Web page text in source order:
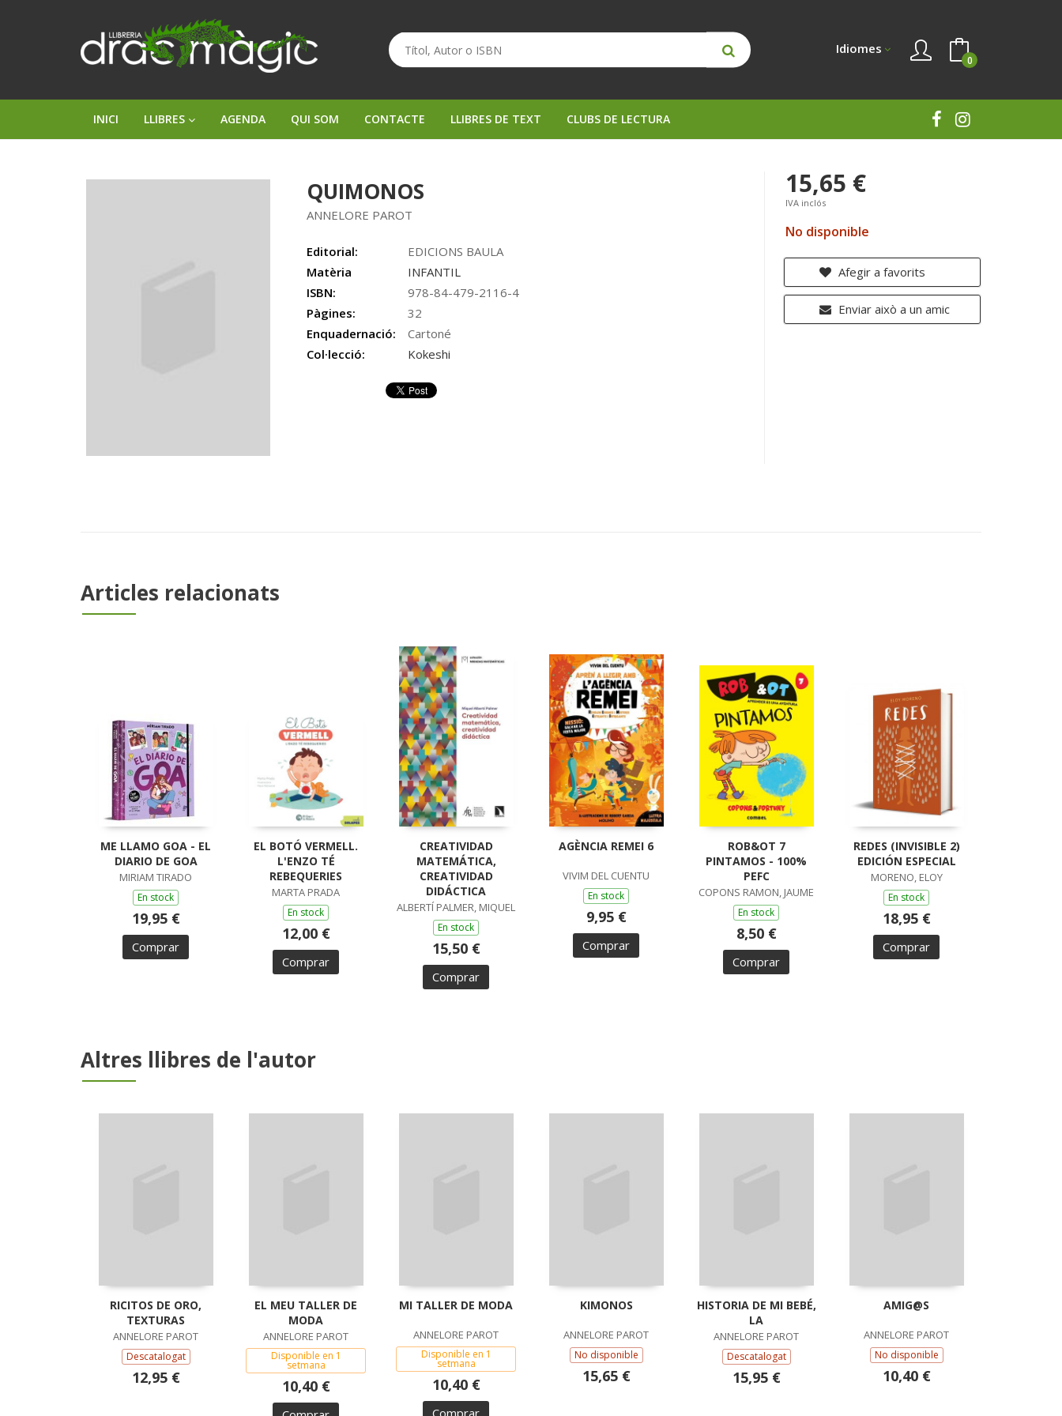
Idiomes
0
INICI LLIBRES AGENDA QUI SOM CONTACTE LLIBRES DE TEXT CLUBS DE LECTURA
QUIMONOS
ANNELORE PAROT
Editorial:
EDICIONS BAULA
Matèria
INFANTIL
ISBN:
978-84-479-2116-4
Pàgines:
32
Enquadernació:
Cartoné
Col·lecció:
Kokeshi
15,65 €
IVA inclós
No disponible
Afegir a favorits
Enviar això a un amic
Articles relacionats
ME LLAMO GOA - EL
DIARIO DE GOA
MIRIAM TIRADO
En stock
19,95 €
Comprar
EL BOTÓ VERMELL.
L'ENZO TÉ
REBEQUERIES
MARTA PRADA
En stock
12,00 €
Comprar
CREATIVIDAD
MATEMÁTICA,
CREATIVIDAD
DIDÁCTICA
ALBERTÍ PALMER, MIQUEL
En stock
15,50 €
Comprar
AGÈNCIA REMEI 6
VIVIM DEL CUENTU
En stock
9,95 €
Comprar
ROB&OT 7
PINTAMOS - 100%
PEFC
COPONS RAMON, JAUME
En stock
8,50 €
Comprar
REDES (INVISIBLE 2)
EDICIÓN ESPECIAL
MORENO, ELOY
En stock
18,95 €
Comprar
Altres llibres de l'autor
RICITOS DE ORO,
TEXTURAS
ANNELORE PAROT
Descatalogat
12,95 €
EL MEU TALLER DE
MODA
ANNELORE PAROT
Disponible en 1
setmana
10,40 €
MI TALLER DE MODA
ANNELORE PAROT
Disponible en 1
setmana
10,40 €
Comprar
KIMONOS
ANNELORE PAROT
No disponible
15,65 €
HISTORIA DE MI BEBÉ,
LA
ANNELORE PAROT
Descatalogat
15,95 €
AMIG@S
ANNELORE PAROT
No disponible
10,40 €